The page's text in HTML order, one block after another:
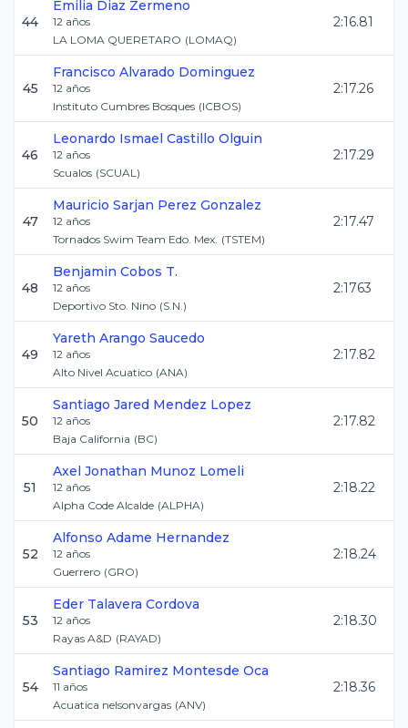
44
Emilia Diaz Zermeno
12 años
LA LOMA QUERETARO (LOMAQ)
2:16.81
45
Francisco Alvarado Dominguez
12 años
Instituto Cumbres Bosques (ICBOS)
2:17.26
46
Leonardo Ismael Castillo Olguin
12 años
Scualos (SCUAL)
2:17.29
47
Mauricio Sarjan Perez Gonzalez
12 años
Tornados Swim Team Edo. Mex. (TSTEM)
2:17.47
48
Benjamin Cobos T.
12 años
Deportivo Sto. Nino (S.N.)
2:1763
49
Yareth Arango Saucedo
12 años
Alto Nivel Acuatico (ANA)
2:17.82
50
Santiago Jared Mendez Lopez
12 años
Baja California (BC)
2:17.82
51
Axel Jonathan Munoz Lomeli
12 años
Alpha Code Alcalde (ALPHA)
2:18.22
52
Alfonso Adame Hernandez
12 años
Guerrero (GRO)
2:18.24
53
Eder Talavera Cordova
12 años
Rayas A&D (RAYAD)
2:18.30
54
Santiago Ramirez Montesde Oca
11 años
Acuatica nelsonvargas (ANV)
2:18.36